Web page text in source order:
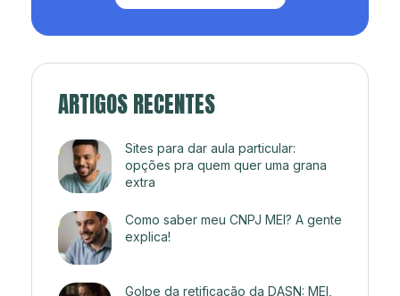
ARTIGOS RECENTES
Sites para dar aula particular:
opções pra quem quer uma grana
extra
Como saber meu CNPJ MEI? A gente
explica!
Golpe da retificação da DASN: MEI,